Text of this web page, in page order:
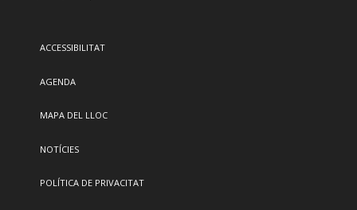
ACCESSIBILITAT
AGENDA
MAPA DEL LLOC
NOTÍCIES
POLÍTICA DE PRIVACITAT